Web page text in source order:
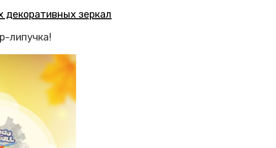
декоративных зеркал
липучка!